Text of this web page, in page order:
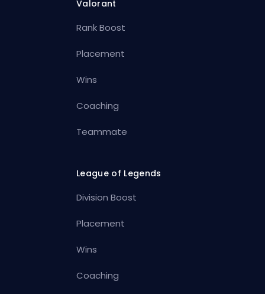
Valorant
Rank Boost
Placement
Wins
Coaching
Teammate
League of Legends
Division Boost
Placement
Wins
Coaching